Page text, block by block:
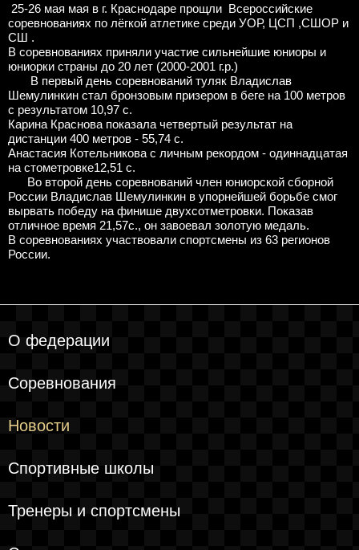
25-26 мая мая в г. Краснодаре прощли Всероссийские
соревнованиях по лёгкой атлетике среди УОР, ЦСП ,СШОР и
СШ .
В соревнованиях приняли участие сильнейшие юниоры и
юниорки страны до 20 лет (2000-2001 г.р.)
В первый день соревнований туляк Владислав
Шемулинкин стал бронзовым призером в беге на 100 метров
с результатом 10,97 с.
Карина Краснова показала четвертый результат на
дистанции 400 метров - 55,74 с.
Анастасия Котельникова с личным рекордом - одиннадцатая
на стометровке12,51 с.
Во второй день соревнований член юниорской сборной
России Владислав Шемулинкин в упорнейшей борьбе смог
вырвать победу на финише двухсотметровки. Показав
отличное время 21,57с., он завоевал золотую медаль.
В соревнованиях участвовали спортсмены из 63 регионов
России.
О федерации
Соревнования
Новости
Спортивные школы
Тренеры и спортсмены